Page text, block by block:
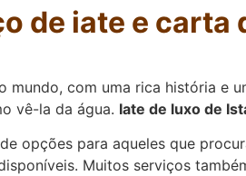
de iate e carta
com uma rica história e
vê-la da água. Iate de luxo de
opções para aqueles que
Muitos serviços